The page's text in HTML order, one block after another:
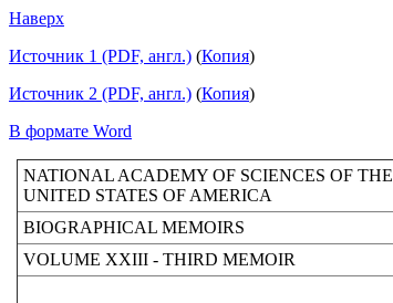
Наверх
Источник 1 (PDF, англ.) (Копия)
Источник 2 (PDF, англ.) (Копия)
В формате Word
NATIONAL ACADEMY OF SCIENCES OF THE
UNITED STATES OF AMERICA
BIOGRAPHICAL MEMOIRS
VOLUME XXIII - THIRD MEMOIR